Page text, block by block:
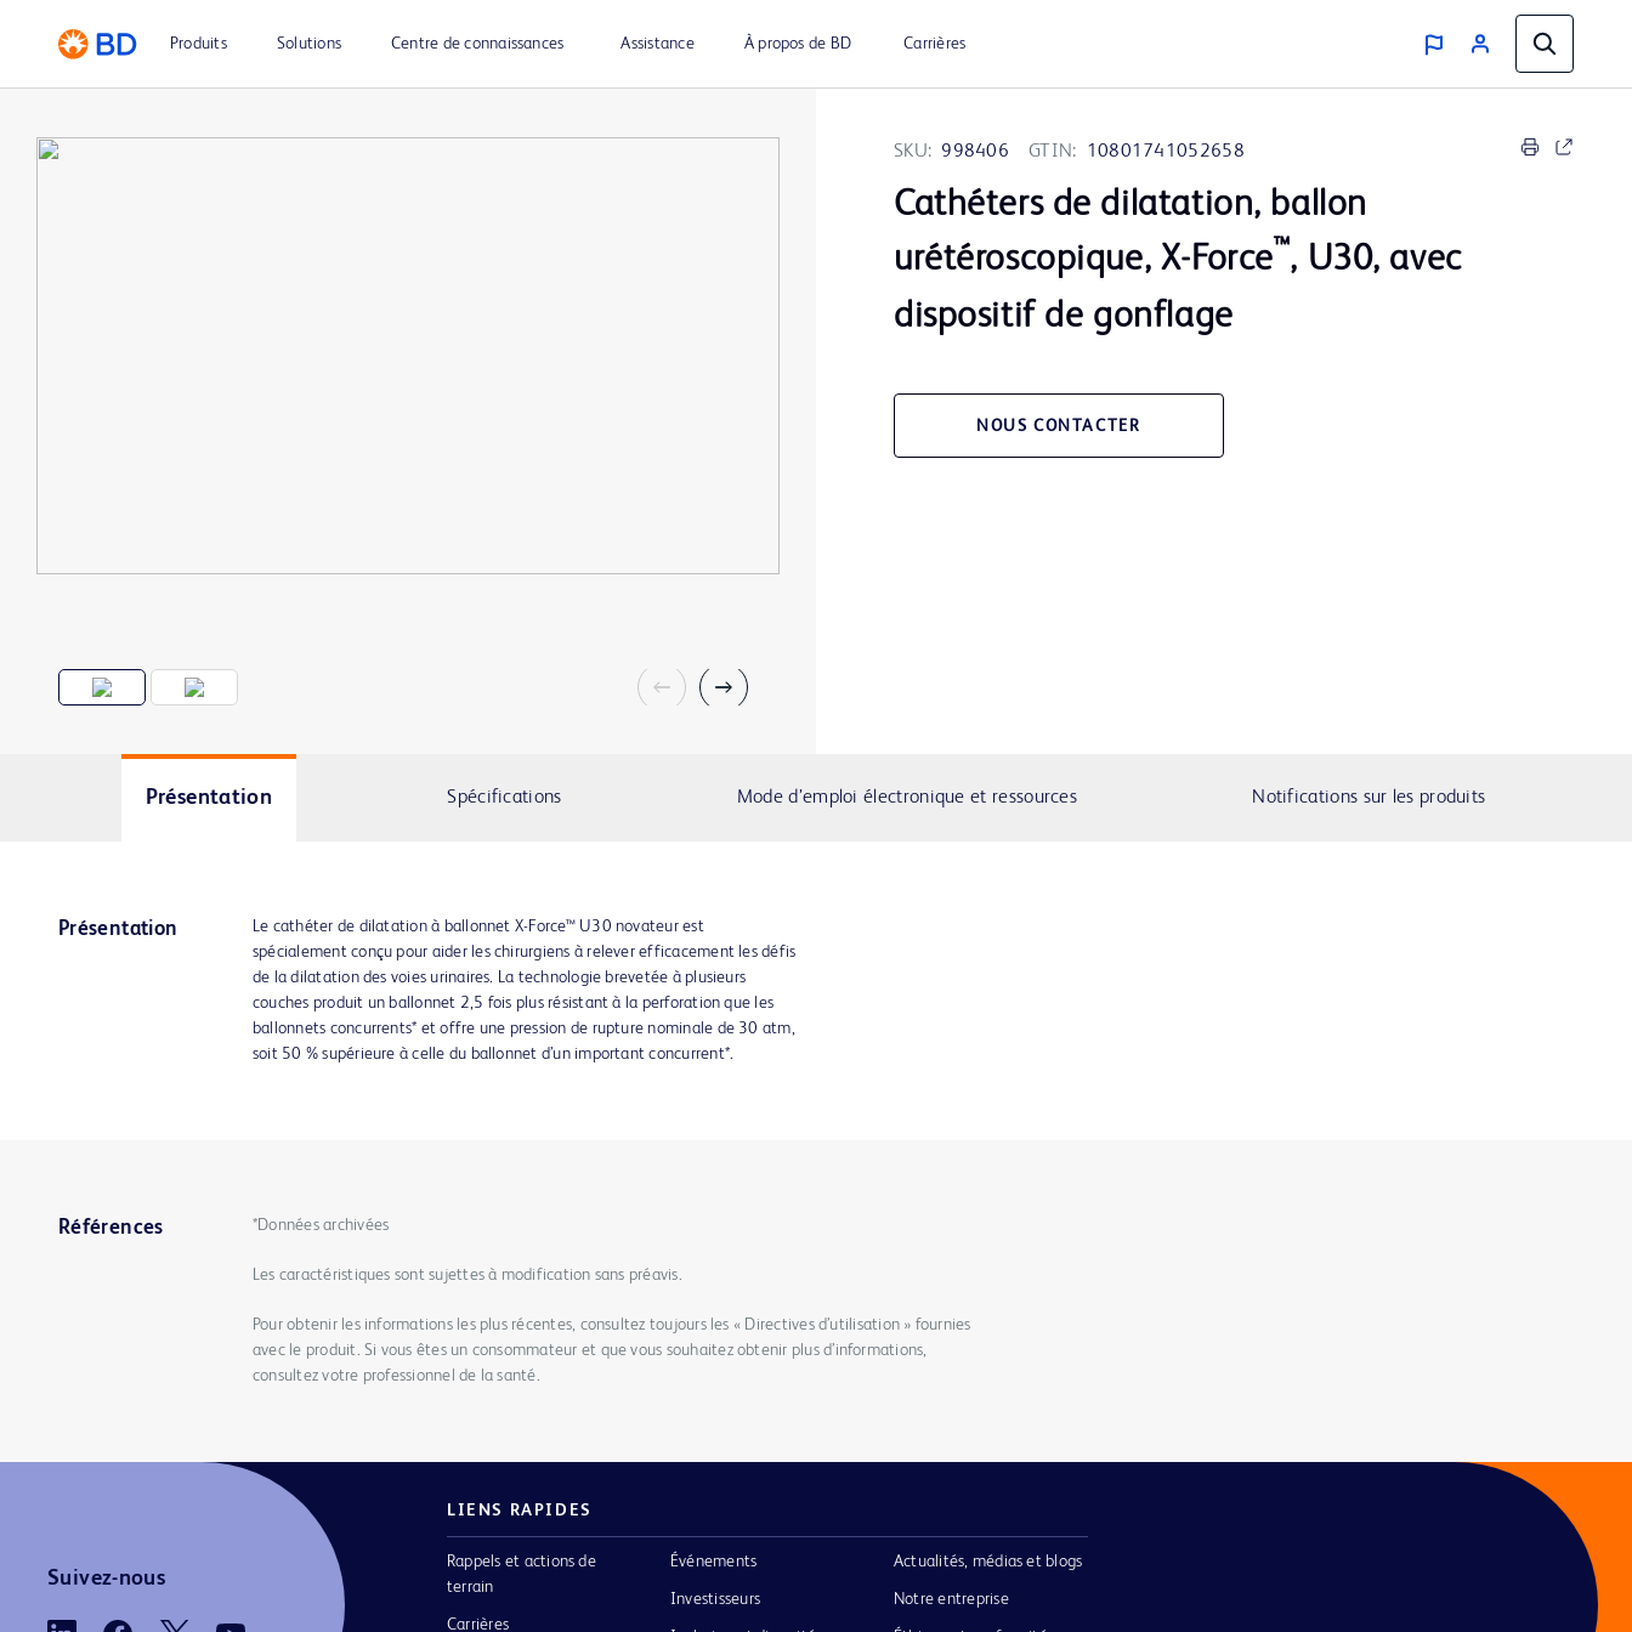
Produits Solutions Centre de connaissances Assistance À propos de BD Carrières
SKU: 998406 GTIN: 10801741052658
Cathéters de dilatation, ballon
urétéroscopique, X-Force™, U30, avec
dispositif de gonflage
NOUS CONTACTER
Présentation Spécifications Mode d’emploi électronique et ressources Notifications sur les produits
Présentation
Le cathéter de dilatation à ballonnet X-Force™ U30 novateur est
spécialement conçu pour aider les chirurgiens à relever efficacement les défis
de la dilatation des voies urinaires. La technologie brevetée à plusieurs
couches produit un ballonnet 2,5 fois plus résistant à la perforation que les
ballonnets concurrents* et offre une pression de rupture nominale de 30 atm,
soit 50 % supérieure à celle du ballonnet d’un important concurrent*.
Références *Données archivées
Les caractéristiques sont sujettes à modification sans préavis.
Pour obtenir les informations les plus récentes, consultez toujours les « Directives d’utilisation » fournies
avec le produit. Si vous êtes un consommateur et que vous souhaitez obtenir plus d’informations,
consultez votre professionnel de la santé.
Suivez-nous
LIENS RAPIDES
Rappels et actions de
terrain
Carrières
Événements
Investisseurs
Actualités, médias et blogs
Notre entreprise